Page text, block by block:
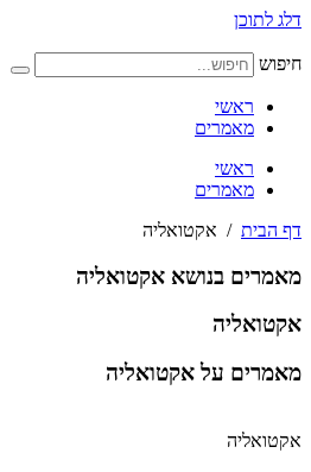
דלג לתוכן
חיפוש
ראשי
מאמרים
ראשי
מאמרים
דף הבית / אקטואליה
מאמרים בנושא אקטואליה
אקטואליה
מאמרים על אקטואליה
אקטואליה